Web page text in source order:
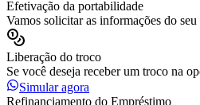
Efetivação da portabilidade
Vamos solicitar as informações do
Liberação do troco
Se você deseja receber um troco na
Simular agora
Refinanciamento do Empréstimo